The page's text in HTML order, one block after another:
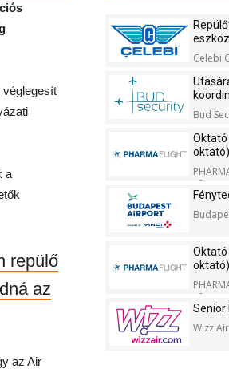
véglegesít
a
repülő
az
az Air
Celebi
Bud
Oktató
oktató)
Kft.
oktató)
Kft.
Senior
Wizz